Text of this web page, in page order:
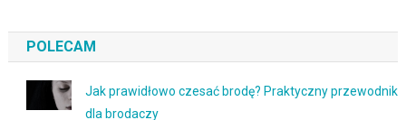
POLECAM
Jak prawidłowo czesać brodę? Praktyczny przewodnik
dla brodaczy